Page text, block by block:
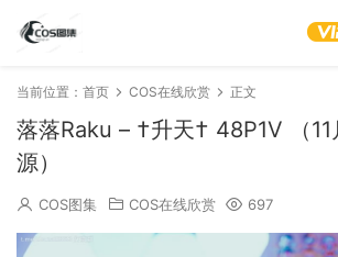
当前位置： 首页 COS在线欣赏 正文
落落Raku – †升天† 48P1V （11
源）
COS图集 COS在线欣赏 697